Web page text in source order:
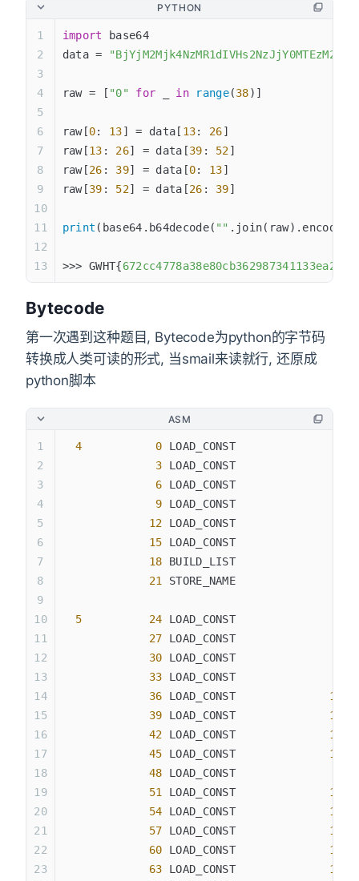
PYTHON
import
base64
data =
raw = [ "0" for in range(38)]
raw[0: 13] = data[ 13: 26]
raw[13 : 26] = data[39 : 52]
raw[26 : 39] = data[0: 13]
raw[39 : 52] = data[26 : 39]
print (base64.b64decode( ""
>>> GWHT{672cc4778a38e80cb362987341133ea2
Bytecode
第一次遇到这种题目, Bytecode为python的字节码
转换成人类可读的形式, 当smail来读就行, 还原成
python脚本
ASM
  4
           0
LOAD_CONST
              3
LOAD_CONST
              6
LOAD_CONST
              9
LOAD_CONST
             12
LOAD_CONST
             15
LOAD_CONST
             18
BUILD_LIST
             21
STORE_NAME
  5
          24
LOAD_CONST
             27
LOAD_CONST
             30
LOAD_CONST
             33
LOAD_CONST
             36
LOAD_CONST 10
             39
LOAD_CONST 11
             42
LOAD_CONST 12
             45
LOAD_CONST 13
             48
LOAD_CONST
             51
LOAD_CONST 14
             54
LOAD_CONST 15
             57
LOAD_CONST 16
             60
LOAD_CONST 17
             63
LOAD_CONST 14